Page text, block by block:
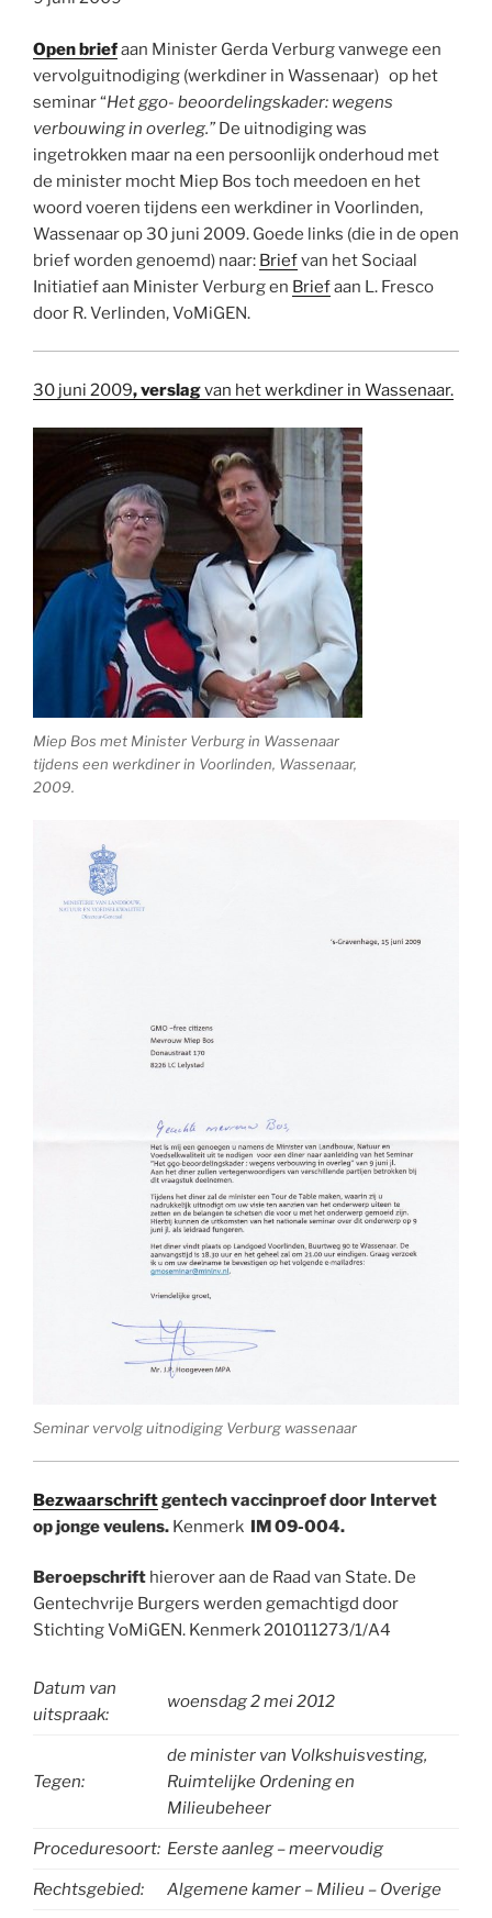
Open briefaan Minister Gerda Verburg vanwege een
vervolguitnodiging (werkdiner in Wassenaar) op het
seminar “Het ggo- beoordelingskader: wegens
verbouwing in overleg.” De uitnodiging was
ingetrokken maar na een persoonlijk onderhoud met
de minister mocht Miep Bos toch meedoen en het
woord voeren tijdens een werkdiner in Voorlinden,
Wassenaar op 30 juni 2009. Goede links (die in de open
brief worden genoemd) naar: Briefvan het Sociaal
Initiatief aan Minister Verburg en Briefaan L. Fresco
door R. Verlinden, VoMiGEN.
30 juni 2009, verslagvan het werkdiner in Wassenaar.
Miep Bos met Minister Verburg in Wassenaar
tijdens een werkdiner in Voorlinden, Wassenaar,
2009.
Seminar vervolg uitnodiging Verburg wassenaar
Bezwaarschriftgentech vaccinproef door Intervet
op jonge veulens. Kenmerk IM 09-004.
Beroepschrift hierover aan de Raad van State. De
Gentechvrije Burgers werden gemachtigd door
Stichting VoMiGEN. Kenmerk 201011273/1/A4
Datum van
uitspraak:
woensdag 2 mei 2012
Tegen:
de minister van Volkshuisvesting,
Ruimtelijke Ordening en
Milieubeheer
Proceduresoort: Eerste aanleg – meervoudig
Rechtsgebied: Algemene kamer – Milieu – Overige